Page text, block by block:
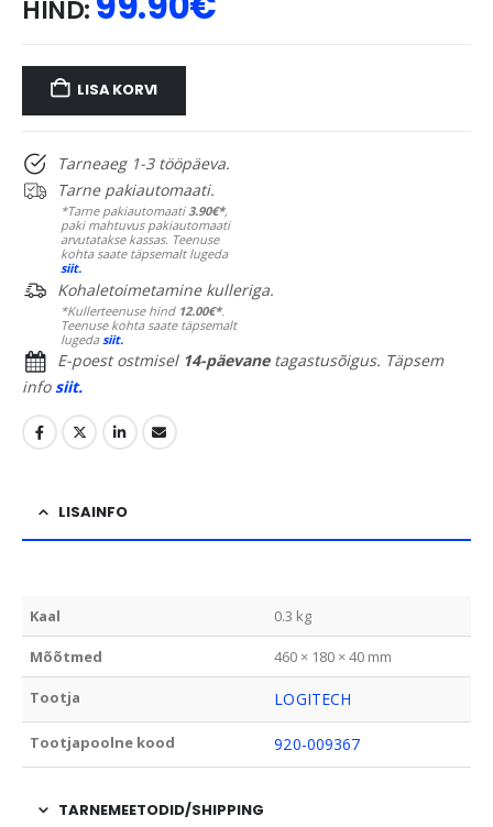
HIND:
LISA KORVI
Tarneaeg 1-3 tööpäeva.
Tarne pakiautomaati.
*Tarne pakiautomaati3.90€*,
paki mahtuvus pakiautomaati
arvutatakse kassas. Teenuse
kohta saate täpsemalt lugeda
siit.
Kohaletoimetamine kulleriga.
*Kullerteenuse hind 12.00€*.
Teenuse kohta saate täpsemalt
lugedasiit.
E-poest ostmisel 14-päevanetagastusõigus. Täpsem
infosiit.
LISAINFO
Kaal 0.3 kg
Mõõtmed 460 × 180 × 40 mm
Tootja LOGITECH
Tootjapoolne kood 920-009367
TARNEMEETODID/SHIPPING